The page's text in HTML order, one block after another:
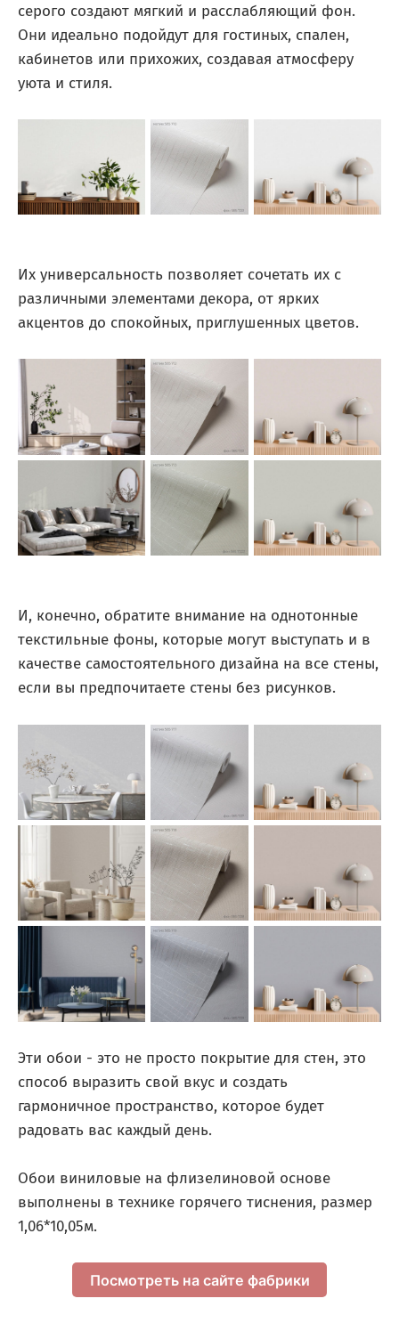
серого создают мягкий и расслабляющий фон.
Они идеально подойдут для гостиных, спален,
кабинетов или прихожих, создавая атмосферу
уюта и стиля.
Их универсальность позволяет сочетать их с
различными элементами декора, от ярких
акцентов до спокойных, приглушенных цветов.
И, конечно, обратите внимание на однотонные
текстильные фоны, которые могут выступать и в
качестве самостоятельного дизайна на все стены,
если вы предпочитаете стены без рисунков.
Эти обои - это не просто покрытие для стен, это
способ выразить свой вкус и создать
гармоничное пространство, которое будет
радовать вас каждый день.
Обои виниловые на флизелиновой основе
выполнены в технике горячего тиснения, размер
1,06*10,05м.
Посмотреть на сайте фабрики